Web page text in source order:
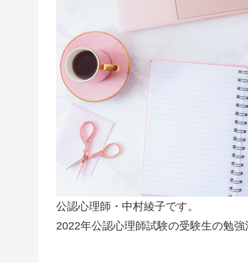
公認心理師・中村綾子です。
2022年公認心理師試験の受験生の勉強